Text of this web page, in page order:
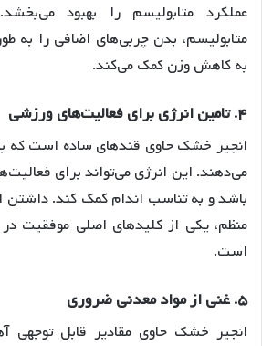
عملکرد متابولیسم را بهبود می‌بخشد
متابولیسم، بدن چربی‌های اضافی را به
به کاهش وزن کمک می‌کند.
۴.تامینانرژیبرایفعالیتهایورزشی
انجیر خشک حاوی قندهای ساده است که
می‌دهند. این انرژی می‌تواند برای
باشد و به تناسب اندام کمک کند. داشتن
منظم، یکی از کلیدهای اصلی موفقیت
است.
۵.غنیازموادمعدنیضروری
انجیر خشک حاوی مقادیر قابل توجهی